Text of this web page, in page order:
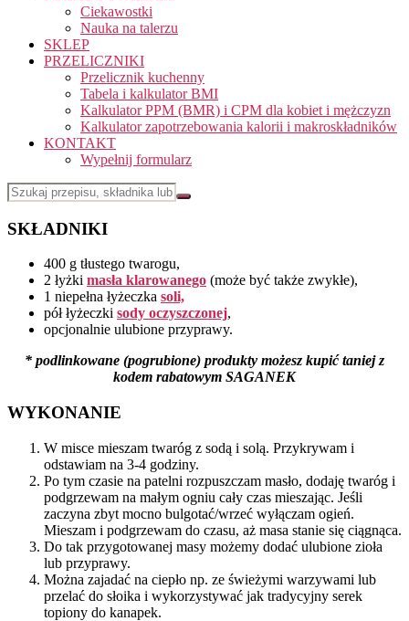
Ciekawostki
Nauka na talerzu
SKLEP
PRZELICZNIKI
Przelicznik kuchenny
Tabela i kalkulator BMI
Kalkulator PPM (BMR) i CPM dla kobiet i mężczyzn
Kalkulator zapotrzebowania kalorii i makroskładników
KONTAKT
Wypełnij formularz
SKŁADNIKI
400 g tłustego twarogu,
2 łyżki masła klarowanego (może być także zwykłe),
1 niepełna łyżeczka soli,
pół łyżeczki sody oczyszczonej,
opcjonalnie ulubione przyprawy.
* podlinkowane (pogrubione) produkty możesz kupić taniej z
kodem rabatowym SAGANEK
WYKONANIE
W misce mieszam twaróg z sodą i solą. Przykrywam i
odstawiam na 3-4 godziny.
Po tym czasie na patelni rozpuszczam masło, dodaję twaróg i
podgrzewam na małym ogniu cały czas mieszając. Jeśli
zaczyna zbyt mocno bulgotać/wrzeć wyłączam ogień.
Mieszam i podgrzewam do czasu, aż masa stanie się ciągnąca.
Do tak przygotowanej masy możemy dodać ulubione zioła
lub przyprawy.
Można zajadać na ciepło np. ze świeżymi warzywami lub
przelać do słoika i wykorzystywać jak tradycyjny serek
topiony do kanapek.